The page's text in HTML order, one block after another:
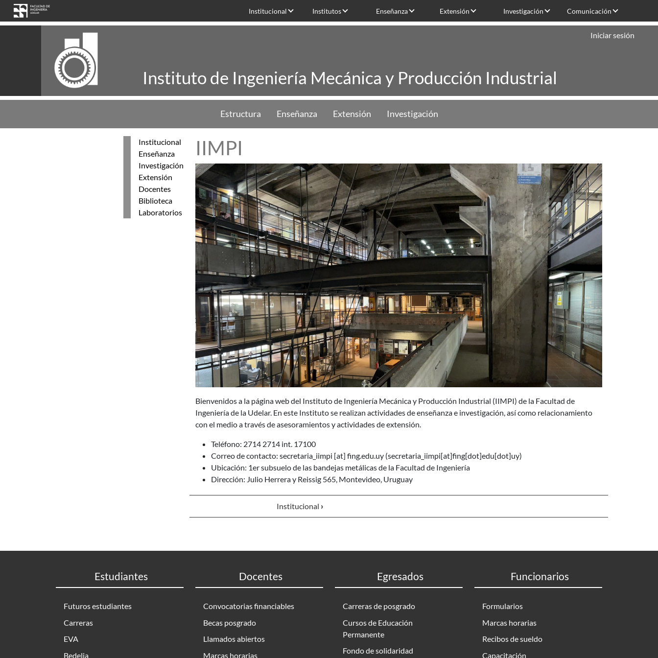
Pasar al contenido principal
Institucional Institutos Enseñanza Extensión Investigación Comunicación
Instituto de Ingeniería Mecánica y Producción Industrial
Iniciar sesión
Estructura Enseñanza Extensión Investigación
Institucional
Enseñanza
Investigación
Extensión
Docentes
Biblioteca
Laboratorios
IIMPI
Bienvenidos a la página web del Instituto de Ingeniería Mecánica y Producción Industrial (IIMPI) de la Facultad de
Ingeniería de la Udelar. En este Instituto se realizan actividades de enseñanza e investigación, así como relacionamiento
con el medio a través de asesoramientos y actividades de extensión.
Teléfono: 2714 2714 int. 17100
Correo de contacto: secretaria_iimpi [at] fing.edu.uy (secretaria_iimpi[at]fing[dot]edu[dot]uy)
Ubicación: 1er subsuelo de las bandejas metálicas de la Facultad de Ingeniería
Dirección: Julio Herrera y Reissig 565, Montevideo, Uruguay
Institucional ›
Estudiantes
Futuros estudiantes
Carreras
EVA
Bedelia
Docentes
Convocatorias financiables
Becas posgrado
Llamados abiertos
Marcas horarias
Egresados
Carreras de posgrado
Cursos de Educación
Permanente
Fondo de solidaridad
Funcionarios
Formularios
Marcas horarias
Recibos de sueldo
Capacitación